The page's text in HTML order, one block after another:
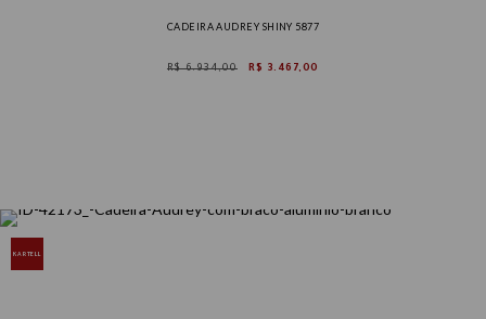
CADEIRA AUDREY SHINY 5877
R$ 6.934,00 R$ 3.467,00
KARTELL